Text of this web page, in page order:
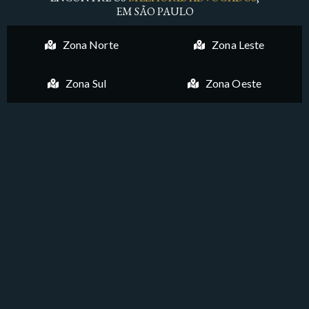
EM SÃO PAULO
Zona Norte Zona Leste
Zona Sul Zona Oeste